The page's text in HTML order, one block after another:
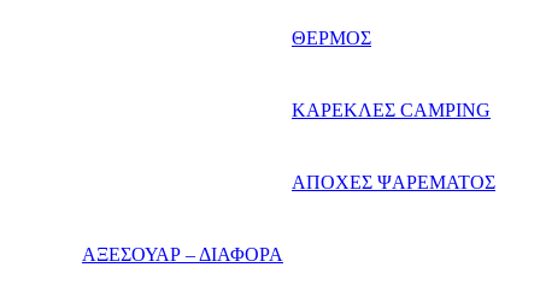
ΘΕΡΜΟΣ
ΚΑΡΕΚΛΕΣ CAMPING
ΑΠΟΧΕΣ ΨΑΡΕΜΑΤΟΣ
ΑΞΕΣΟΥΑΡ – ΔΙΑΦΟΡΑ